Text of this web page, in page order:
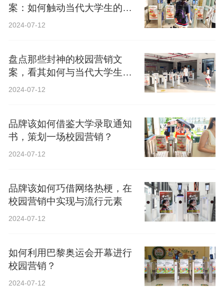
案：如何触动当代大学生的心
弦？
2024-07-12
盘点那些封神的校园营销文
案，看其如何与当代大学生精
神共鸣？
2024-07-12
品牌该如何借鉴大学录取通知
书，策划一场校园营销？
2024-07-12
品牌该如何巧借网络热梗，在
校园营销中实现与流行元素
2024-07-12
如何利用巴黎奥运会开幕进行
校园营销？
2024-07-12